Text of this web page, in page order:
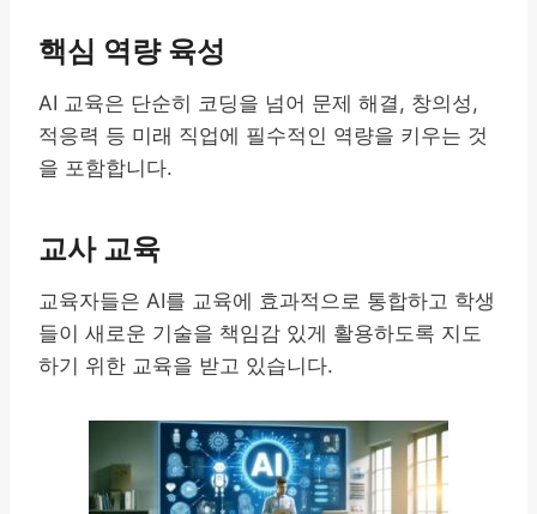
핵심 역량 육성
AI 교육은 단순히 코딩을 넘어 문제 해결, 창의성,
적응력 등 미래 직업에 필수적인 역량을 키우는 것
을 포함합니다.
교사 교육
교육자들은 AI를 교육에 효과적으로 통합하고 학생
들이 새로운 기술을 책임감 있게 활용하도록 지도
하기 위한 교육을 받고 있습니다.